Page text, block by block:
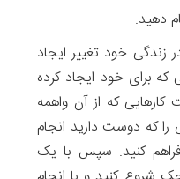
دهید.
زندگی خود تغییر ایجاد
برای خود ایجاد کرده
که از آن واهمه
را که دوست دارید انجام
کنید. سپس با یک